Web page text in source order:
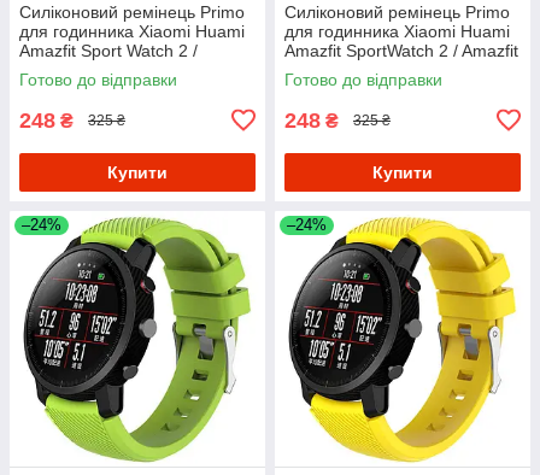
Силіконовий ремінець Primo
для годинника Xiaomi Huami
Amazfit Sport Watch 2 /
Amazfit Stratos - Red
Готово до відправки
248 ₴ 325 ₴
Купити
Силіконовий ремінець Primo
для годинника Xiaomi Huami
Amazfit SportWatch 2 / Amazfit
Stratos - White
Готово до відправки
248 ₴ 325 ₴
Купити
–24% –24%